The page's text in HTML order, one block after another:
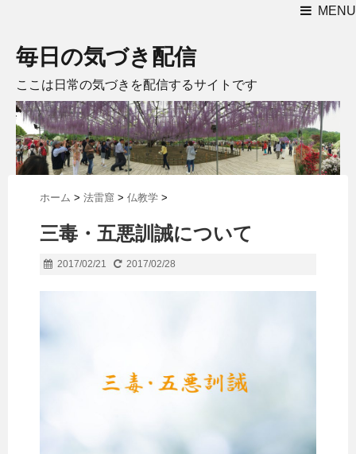
MENU
毎日の気づき配信
ここは日常の気づきを配信するサイトです
ホーム > 法雷窟 > 仏教学 >
三毒・五悪訓誡について
2017/02/21 2017/02/28